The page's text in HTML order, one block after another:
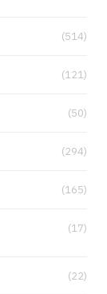
(514)
(121)
(50)
(294)
(165)
(17)
(22)